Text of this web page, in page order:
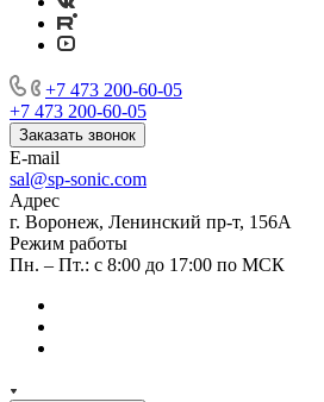
+7 473 200-60-05
+7 473 200-60-05
Заказать звонок
E-mail
sal@sp-sonic.com
Адрес
г. Воронеж, Ленинский пр-т, 156А
Режим работы
Пн. – Пт.: с 8:00 до 17:00 по МСК